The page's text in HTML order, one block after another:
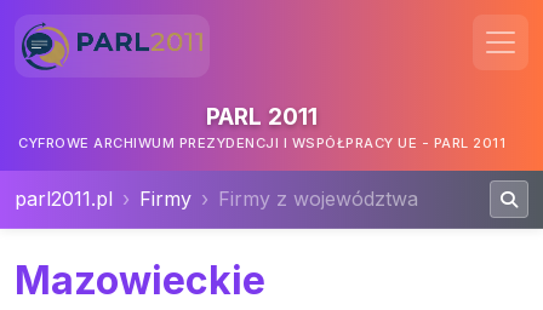
PARL 2011
CYFROWE ARCHIWUM PREZYDENCJI I WSPÓŁPRACY UE - PARL 2011
parl2011.pl Firmy Firmy z województwa
Mazowieckie